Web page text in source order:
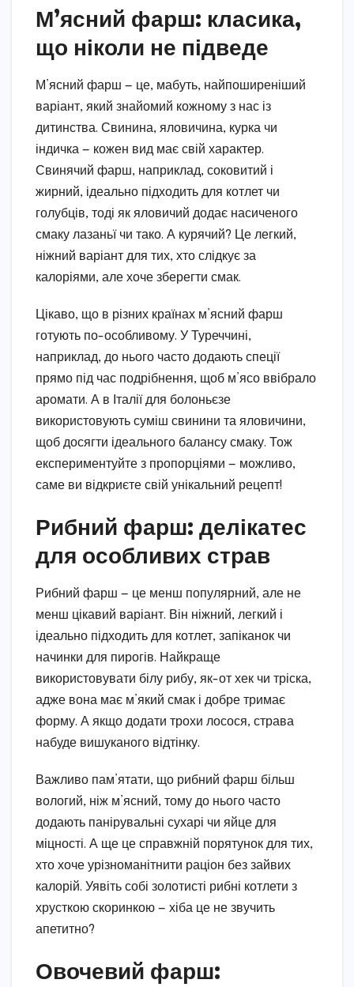
М’ясний фарш: класика,
що ніколи не підведе
М’ясний фарш — це, мабуть, найпоширеніший
варіант, який знайомий кожному з нас із
дитинства. Свинина, яловичина, курка чи
індичка — кожен вид має свій характер.
Свинячий фарш, наприклад, соковитий і
жирний, ідеально підходить для котлет чи
голубців, тоді як яловичий додає насиченого
смаку лазаньї чи тако. А курячий? Це легкий,
ніжний варіант для тих, хто слідкує за
калоріями, але хоче зберегти смак.
Цікаво, що в різних країнах м’ясний фарш
готують по-особливому. У Туреччині,
наприклад, до нього часто додають спеції
прямо під час подрібнення, щоб м’ясо ввібрало
аромати. А в Італії для болоньєзе
використовують суміш свинини та яловичини,
щоб досягти ідеального балансу смаку. Тож
експериментуйте з пропорціями — можливо,
саме ви відкриєте свій унікальний рецепт!
Рибний фарш: делікатес
для особливих страв
Рибний фарш — це менш популярний, але не
менш цікавий варіант. Він ніжний, легкий і
ідеально підходить для котлет, запіканок чи
начинки для пирогів. Найкраще
використовувати білу рибу, як-от хек чи тріска,
адже вона має м’який смак і добре тримає
форму. А якщо додати трохи лосося, страва
набуде вишуканого відтінку.
Важливо пам’ятати, що рибний фарш більш
вологий, ніж м’ясний, тому до нього часто
додають панірувальні сухарі чи яйце для
міцності. А ще це справжній порятунок для тих,
хто хоче урізноманітнити раціон без зайвих
калорій. Уявіть собі золотисті рибні котлети з
хрусткою скоринкою — хіба це не звучить
апетитно?
Овочевий фарш: